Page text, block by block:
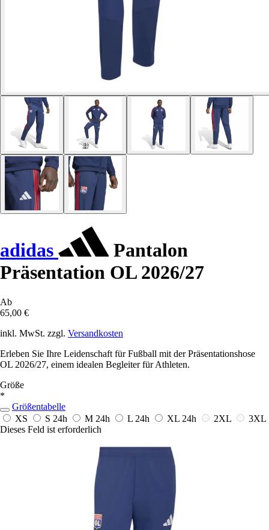
adidas
Pantalon
Präsentation OL 2026/27
Ab
65,00 €
inkl. MwSt. zzgl. Versandkosten
Erleben Sie Ihre Leidenschaft für Fußball mit der Präsentationshose
OL 2026/27, einem idealen Begleiter für Athleten.
Größe
*
Größentabelle
XS
S 24h M 24h L 24h XL 24h 2XL
3XL
Dieses Feld ist erforderlich